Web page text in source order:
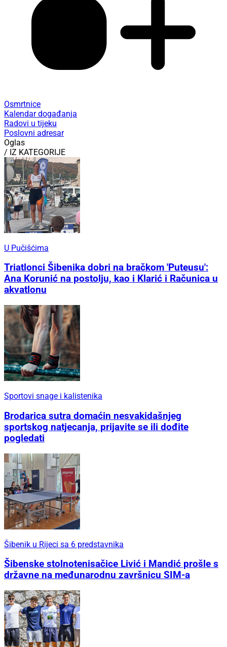
Osmrtnice
Kalendar događanja
Radovi u tijeku
Poslovni adresar
Oglas
/ IZ KATEGORIJE
U Pučišćima
Triatlonci Šibenika dobri na bračkom 'Puteusu':
Ana Korunić na postolju, kao i Klarić i Računica u
akvatlonu
Sportovi snage i kalistenika
Brodarica sutra domaćin nesvakidašnjeg
sportskog natjecanja, prijavite se ili dođite
pogledati
Šibenik u Rijeci sa 6 predstavnika
Šibenske stolnotenisačice Livić i Mandić prošle s
državne na međunarodnu završnicu SIM-a